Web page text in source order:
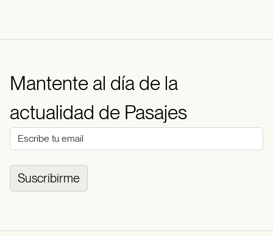
Mantente al día de la
actualidad de Pasajes
Suscribirme